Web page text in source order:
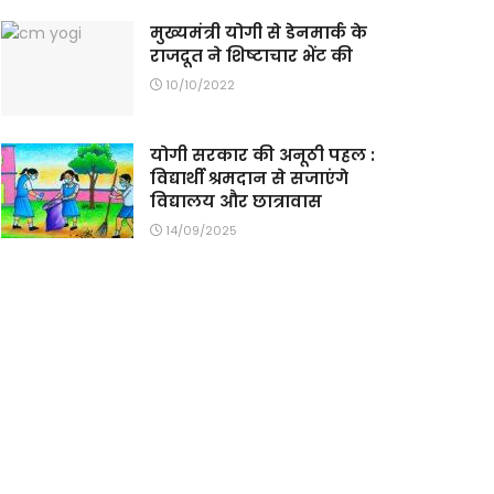
मुख्यमंत्री योगी से डेनमार्क के
राजदूत ने शिष्टाचार भेंट की
10/10/2022
योगी सरकार की अनूठी पहल :
विद्यार्थी श्रमदान से सजाएंगे
विद्यालय और छात्रावास
14/09/2025